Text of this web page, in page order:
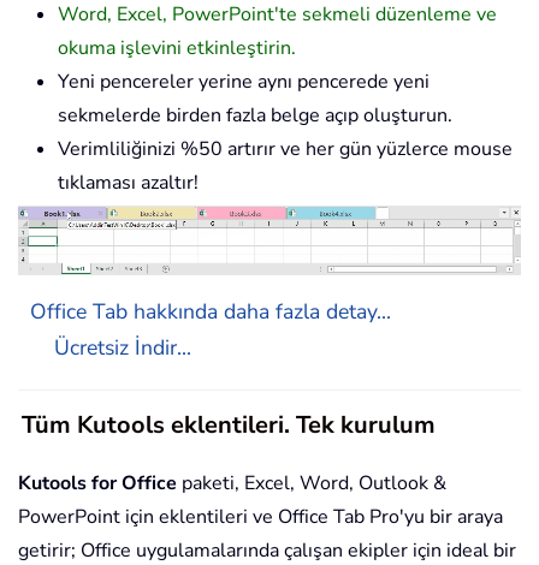
Word, Excel, PowerPoint'te sekmeli düzenleme ve
okuma işlevini etkinleştirin.
Yeni pencereler yerine aynı pencerede yeni
sekmelerde birden fazla belge açıp oluşturun.
Verimliliğinizi %50 artırır ve her gün yüzlerce mouse
tıklaması azaltır!
Office Tab hakkında daha fazla detay...
Ücretsiz İndir...
Tüm Kutools eklentileri. Tek kurulum
Kutools for Office paketi, Excel, Word, Outlook &
PowerPoint için eklentileri ve Office Tab Pro'yu bir araya
getirir; Office uygulamalarında çalışan ekipler için ideal bir